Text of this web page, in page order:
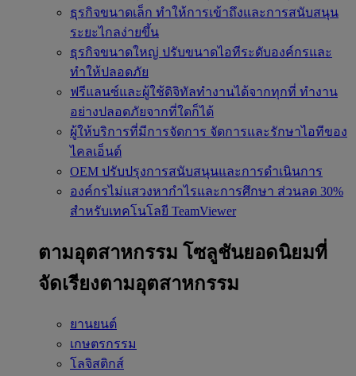
ธุรกิจขนาดเล็ก ทำให้การเข้าถึงและการสนับสนุน
ระยะไกลง่ายขึ้น
ธุรกิจขนาดใหญ่ ปรับขนาดไอทีระดับองค์กรและ
ทำให้ปลอดภัย
ฟรีแลนซ์และผู้ใช้ดิจิทัลทำงานได้จากทุกที่ ทำงาน
อย่างปลอดภัยจากที่ใดก็ได้
ผู้ให้บริการที่มีการจัดการ จัดการและรักษาไอทีของ
ไคลเอ็นต์
OEM ปรับปรุงการสนับสนุนและการดำเนินการ
องค์กรไม่แสวงหากำไรและการศึกษา ส่วนลด 30%
สำหรับเทคโนโลยี TeamViewer
ตามอุตสาหกรรม โซลูชันยอดนิยมที่
จัดเรียงตามอุตสาหกรรม
ยานยนต์
เกษตรกรรม
โลจิสติกส์